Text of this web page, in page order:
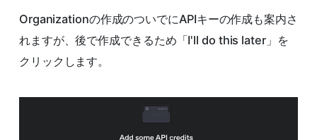
Organizationの作成のついでにAPIキーの作成も案内さ
れますが、後で作成できるため「I'll do this later」を
クリックします。